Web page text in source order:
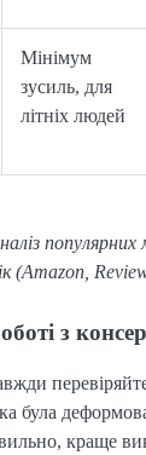
Мінімум
зусиль, для
літніх людей
популярних
(Amazon,
з
була
краще